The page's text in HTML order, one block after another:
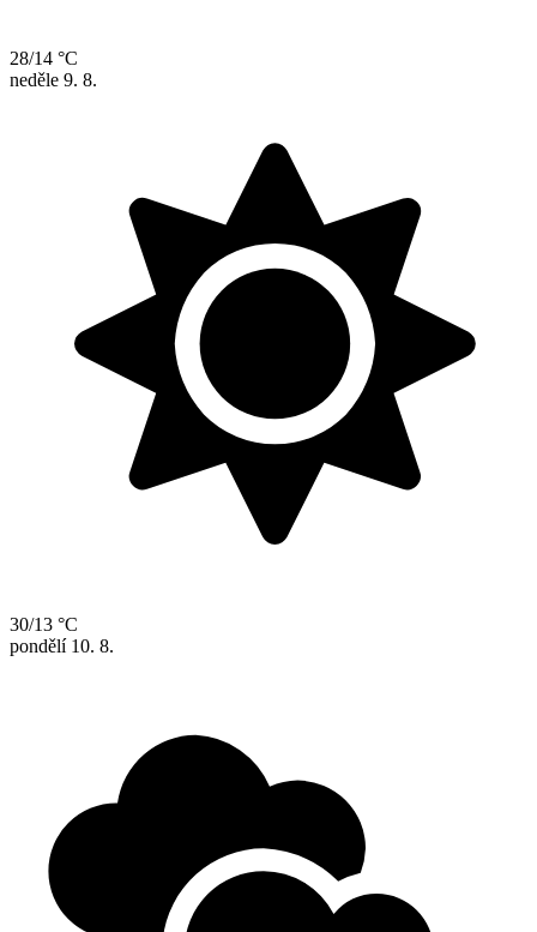
28/14 °C
neděle 9. 8.
30/13 °C
pondělí 10. 8.